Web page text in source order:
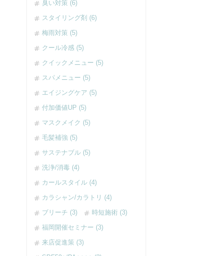
臭い対策 (6)
スタイリング剤 (6)
梅雨対策 (5)
クール冷感 (5)
クイックメニュー (5)
スパメニュー (5)
エイジングケア (5)
付加価値UP (5)
マスクメイク (5)
毛髪補強 (5)
サステナブル (5)
洗浄/消毒 (4)
カールスタイル (4)
カラシャン/カラトリ (4)
ブリーチ (3)
時短施術 (3)
福岡開催セミナー (3)
来店促進策 (3)